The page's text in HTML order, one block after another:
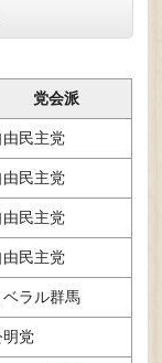
党会派
由民主党
由民主党
由民主党
由民主党
ベラル群馬
明党